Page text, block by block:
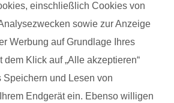
aus den Gründern selbst, sowie
Programmierung und Shop arbeitet
mehrere Jahre dabei. Alle haben
sich über das familienfreundliche
einschließlich Cookies von
sowie zur Anzeige
Werbung auf Grundlage Ihres
dem Klick auf „Alle akzeptieren“
und Lesen von
Endgerät ein. Ebenso willigen